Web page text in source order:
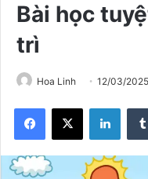
Bài học
trì
Hoa Linh 12/03/2025